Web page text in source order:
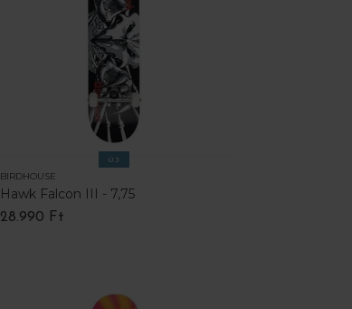
ÚJ
BIRDHOUSE
Hawk Falcon III - 7,75
28.990 Ft